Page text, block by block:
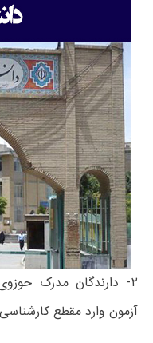
۲- دارندگان مدرک
آزمون وارد مقطع